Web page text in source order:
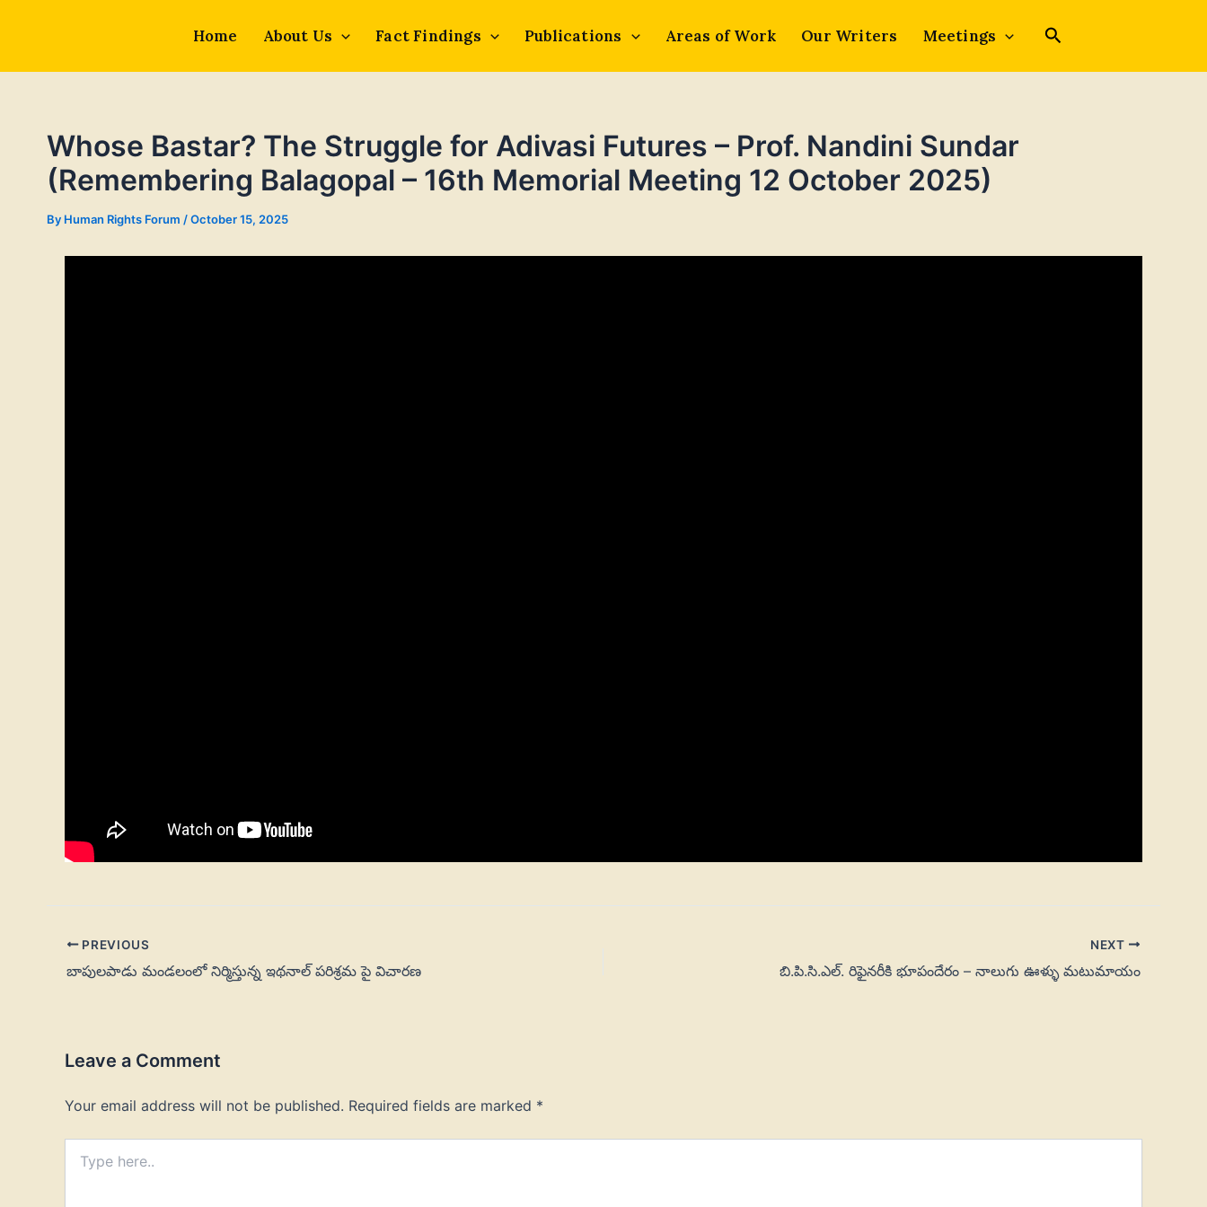
Home About Us Fact Findings Publications Areas of Work Our Writers Meetings
Whose Bastar? The Struggle for Adivasi Futures – Prof. Nandini Sundar
(Remembering Balagopal – 16th Memorial Meeting 12 October 2025)
By Human Rights Forum /October 15, 2025
PREVIOUS
బాపులపాడు మండలంలో నిర్మిస్తున్న ఇథనాల్ పరిశ్రమ పై విచారణ
NEXT
బి.పి.సి.ఎల్. రిఫైనరీకి భూపందేరం – నాలుగు ఊళ్ళు మటుమాయం
Leave a Comment
Your email address will not be published. Required fields are marked *
here..